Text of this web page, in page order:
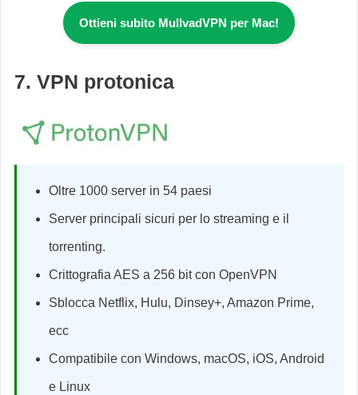
Ottieni subito MullvadVPN per Mac!
7. VPN protonica
Oltre 1000 server in 54 paesi
Server principali sicuri per lo streaming e il
torrenting.
Crittografia AES a 256 bit con OpenVPN
Sblocca Netflix, Hulu, Dinsey+, Amazon Prime,
ecc
Compatibile con Windows, macOS, iOS, Android
e Linux